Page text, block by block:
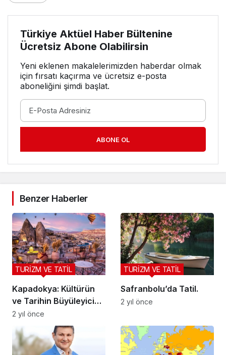
Türkiye Aktüel Haber Bültenine
Ücretsiz Abone Olabilirsin
Yeni eklenen makalelerimizden haberdar olmak
için fırsatı kaçırma ve ücretsiz e-posta
aboneliğini şimdi başlat.
ABONE OL
Benzer Haberler
Kapadokya: Kültürün
ve Tarihin Büyüleyici
Durağı
TURİZM VE TATİL
2 yıl önce
Safranbolu’da Tatil.
TURİZM VE TATİL
2 yıl önce